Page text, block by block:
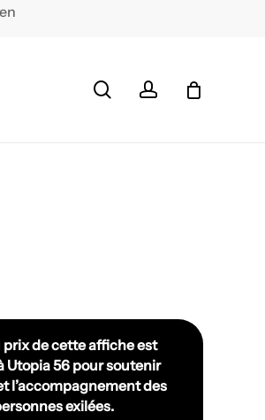
searchaccount
prix de cette affiche est
Utopia 56 pour soutenir
l’accompagnement des
exilées.